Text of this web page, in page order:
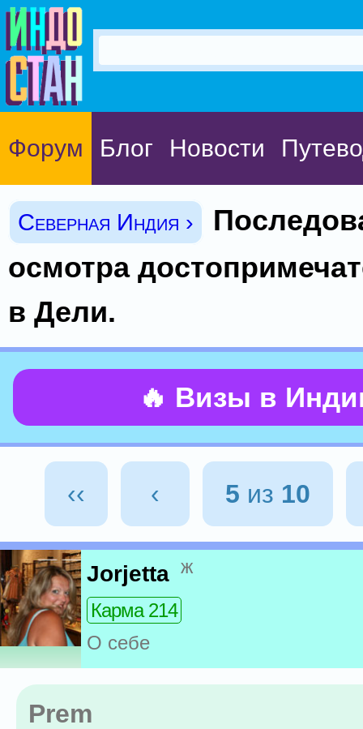
Форум Блог Новости
Северная Индия ›
осмотра
в Дели.
🔥 Визы в
‹‹ ‹ 5 из 10
Jorjetta ж
Карма 214
О себе
Prem